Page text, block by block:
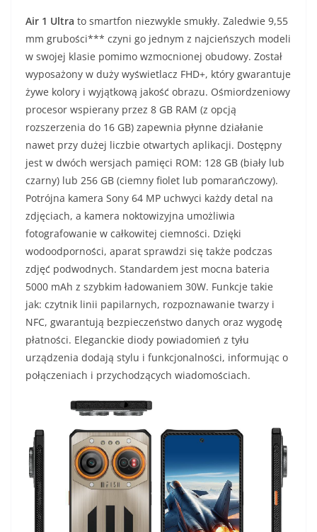
Air 1 Ultra to smartfon niezwykle smukły. Zaledwie 9,55
mm grubości*** czyni go jednym z najcieńszych modeli
w swojej klasie pomimo wzmocnionej obudowy. Został
wyposażony w duży wyświetlacz FHD+, który gwarantuje
żywe kolory i wyjątkową jakość obrazu. Ośmiordzeniowy
procesor wspierany przez 8 GB RAM (z opcją
rozszerzenia do 16 GB) zapewnia płynne działanie
nawet przy dużej liczbie otwartych aplikacji. Dostępny
jest w dwóch wersjach pamięci ROM: 128 GB (biały lub
czarny) lub 256 GB (ciemny fiolet lub pomarańczowy).
Potrójna kamera Sony 64 MP uchwyci każdy detal na
zdjęciach, a kamera noktowizyjna umożliwia
fotografowanie w całkowitej ciemności. Dzięki
wodoodporności, aparat sprawdzi się także podczas
zdjęć podwodnych. Standardem jest mocna bateria
5000 mAh z szybkim ładowaniem 30W. Funkcje takie
jak: czytnik linii papilarnych, rozpoznawanie twarzy i
NFC, gwarantują bezpieczeństwo danych oraz wygodę
płatności. Eleganckie diody powiadomień z tyłu
urządzenia dodają stylu i funkcjonalności, informując o
połączeniach i przychodzących wiadomościach.